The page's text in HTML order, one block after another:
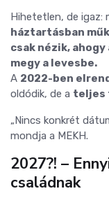
Hihetetlen, de igaz:
háztartásban
csak nézik,
megy a levesbe.
A 2022-ben
oldódik, de a teljes
„Nincs konkrét
mondja a MEKH.
2027?! –
családnak